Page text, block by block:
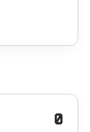
0